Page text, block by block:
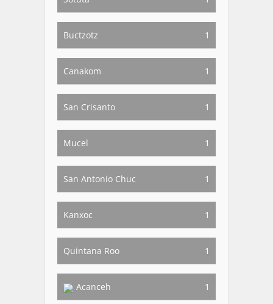
Buctzotz 1
Canakom 1
San Crisanto 1
Mucel 1
San Antonio Chuc 1
Kanxoc 1
Quintana Roo 1
Acanceh 1